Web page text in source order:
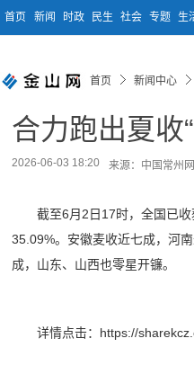
首页 新闻 时政 民生 社会 专题 生
首页 新闻中心
合力跑出夏收
2026-06-03 18:20 来源：中国常州
截至6月2日17时，全国已
35.09%。安徽麦收近七成，河
成，山东、山西也零星开镰。
详情点击：https://